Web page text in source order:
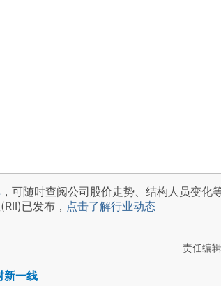
，可随时查阅公司股价走势、结构人员变化
已发布， 点击了解行业动态
责任编
新一线